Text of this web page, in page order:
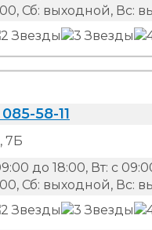
Сб: выходной, Вс:
58-11
7Б
до 18:00, Вт: с
Сб: выходной, Вс: